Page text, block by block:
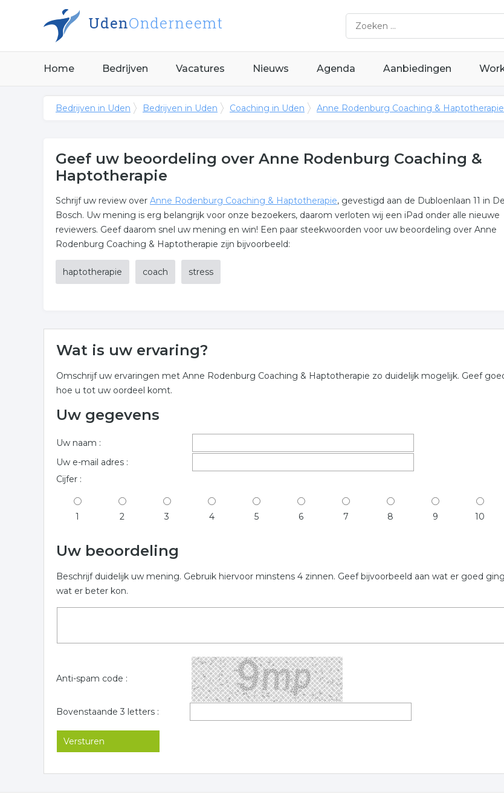
Home Bedrijven Vacatures Nieuws Agenda Aanbiedingen
Bedrijven in Uden Bedrijven in Uden Coaching in Uden Anne Rodenburg Coaching & Haptotherapie
Geef uw beoordeling over Anne Rodenburg Coaching &
Haptotherapie
Schrijf uw review over Anne Rodenburg Coaching & Haptotherapie, gevestigd aan de Dubloenlaan 11 in
Bosch. Uw mening is erg belangrijk voor onze bezoekers, daarom verloten wij een iPad onder alle nieuwe
reviewers. Geef daarom snel uw mening en win! Een paar steekwoorden voor uw beoordeling over Anne
Rodenburg Coaching & Haptotherapie zijn bijvoorbeeld:
haptotherapie coach stress
Wat is uw ervaring?
Omschrijf uw ervaringen met Anne Rodenburg Coaching & Haptotherapie zo duidelijk mogelijk. Geef
hoe u tot uw oordeel komt.
Uw gegevens
Uw naam :
Uw e-mail adres :
Cijfer :
1 2 3 4 5 6 7 8 9 10
Uw beoordeling
Beschrijf duidelijk uw mening. Gebruik hiervoor minstens 4 zinnen. Geef bijvoorbeeld aan wat er goed
wat er beter kon.
Anti-spam code :
Bovenstaande 3 letters :